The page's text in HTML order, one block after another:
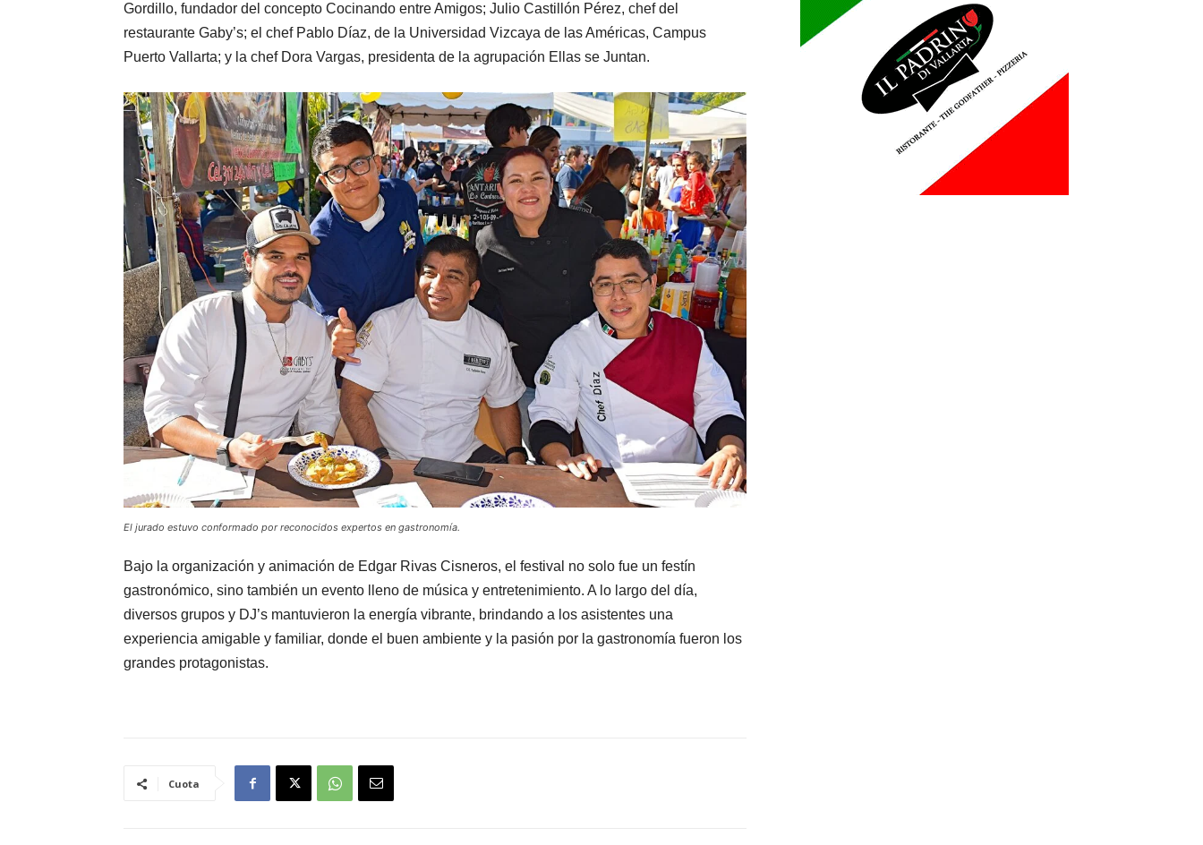
Gordillo, fundador del concepto Cocinando entre Amigos; Julio Castillón Pérez, chef del
restaurante Gaby’s; el chef Pablo Díaz, de la Universidad Vizcaya de las Américas, Campus
Puerto Vallarta; y la chef Dora Vargas, presidenta de la agrupación Ellas se Juntan.
El jurado estuvo conformado por reconocidos expertos en gastronomía.
Bajo la organización y animación de Edgar Rivas Cisneros, el festival no solo fue un festín
gastronómico, sino también un evento lleno de música y entretenimiento. A lo largo del día,
diversos grupos y DJ’s mantuvieron la energía vibrante, brindando a los asistentes una
experiencia amigable y familiar, donde el buen ambiente y la pasión por la gastronomía fueron los
grandes protagonistas.
Cuota